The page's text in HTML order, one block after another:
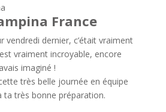
France
vendredi dernier, c’était vraiment
vraiment incroyable, encore
imaginé !
très belle journée en équipe
très bonne préparation.